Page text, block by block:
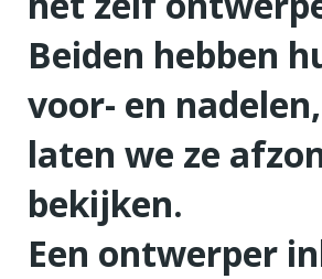
Beiden hebben
voor- en
laten we ze
bekijken.
Een ontwerper